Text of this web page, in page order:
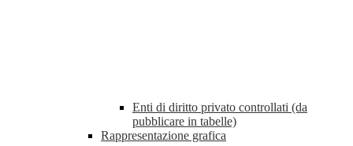
Enti di diritto privato controllati (da
pubblicare in tabelle)
Rappresentazione grafica